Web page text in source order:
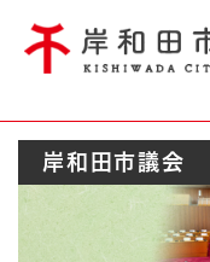
Foreign language
やさしい日本語
防災・緊急
ハザード
岸和田市議会